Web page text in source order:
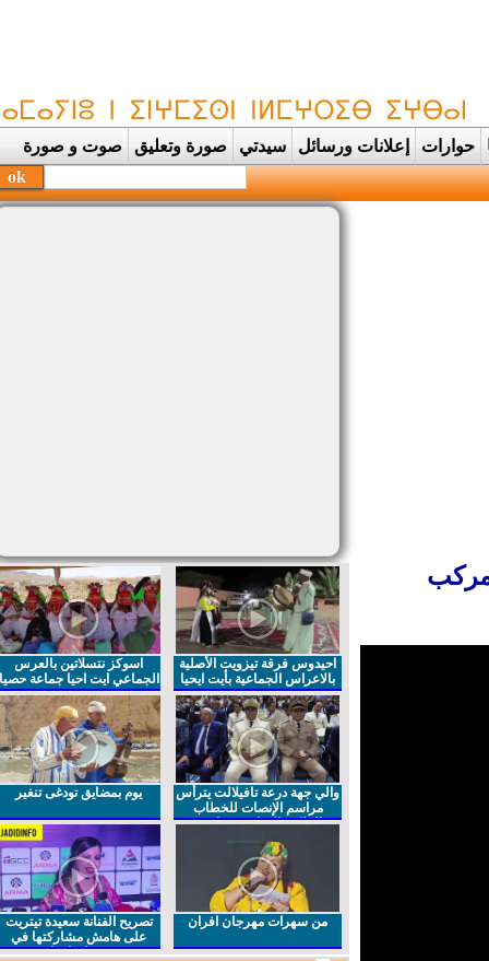
حوارات إعلانات ورسائل سيدتي صورة وتعليق صوت و صورة
احيدوس فرقة تيزويت الأصلية
بالاعراس الجماعية بأيت ايحيا
اسوكز نتسلاتين بالعرس
الجماعي ايت احيا جماعة حصيا
والي جهة درعة تافيلالت يترأس
مراسم الإنصات للخطاب
الملكي السامي بمناسبة
يوم بمضايق تودغى تنغير
من سهرات مهرجان افران
تصريح الفنانة سعيدة تيتريت
على هامش مشاركتها في
مهرجان افران